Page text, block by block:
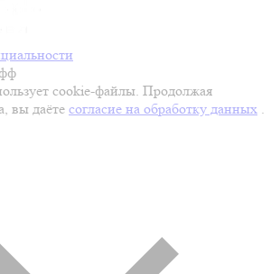
cookie-файлы. Продолжая
вы даёте согласие на обработку данных .